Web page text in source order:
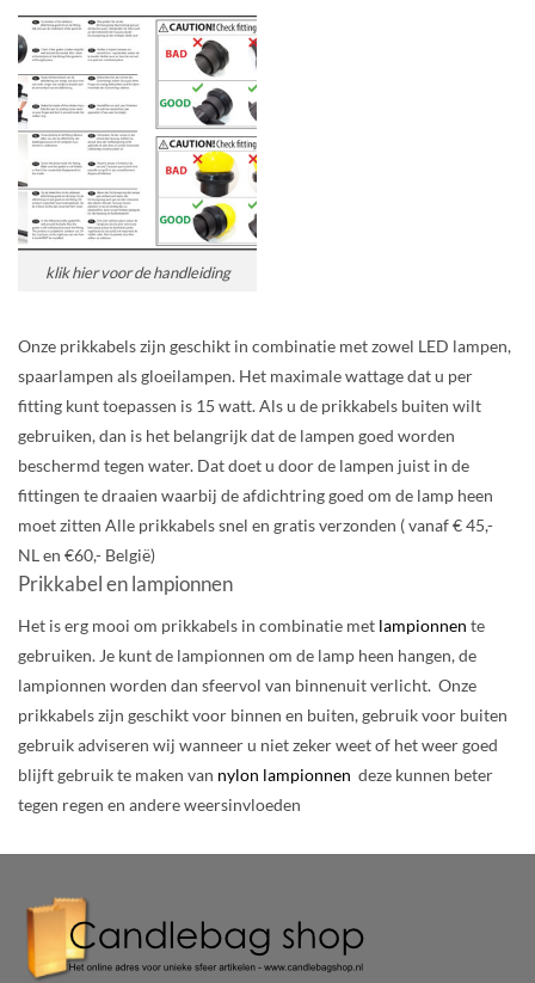
klik hier voor de handleiding
Onze prikkabels zijn geschikt in combinatie met zowel LED lampen,
spaarlampen als gloeilampen. Het maximale wattage dat u per
fitting kunt toepassen is 15 watt. Als u de prikkabels buiten wilt
gebruiken, dan is het belangrijk dat de lampen goed worden
beschermd tegen water. Dat doet u door de lampen juist in de
fittingen te draaien waarbij de afdichtring goed om de lamp heen
moet zitten Alle prikkabels snel en gratis verzonden ( vanaf € 45,-
NL en €60,- België)
Prikkabel en lampionnen
Het is erg mooi om prikkabels in combinatie met lampionnen te
gebruiken. Je kunt de lampionnen om de lamp heen hangen, de
lampionnen worden dan sfeervol van binnenuit verlicht. Onze
prikkabels zijn geschikt voor binnen en buiten, gebruik voor buiten
gebruik adviseren wij wanneer u niet zeker weet of het weer goed
blijft gebruik te maken van nylon lampionnen deze kunnen beter
tegen regen en andere weersinvloeden